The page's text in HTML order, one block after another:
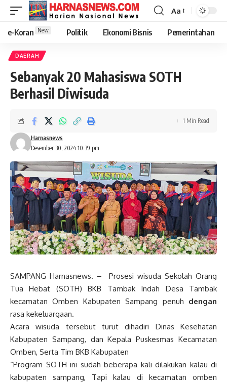
Aa
e-Koran New Politik Ekonomi Bisnis Pemerintahan
DAERAH
Sebanyak 20 Mahasiswa SOTH
Berhasil Diwisuda
Desember 30, 2024 10:39 pm
Harnasnews
1 Min Read
SAMPANG Harnasnews. – Prosesi wisuda Sekolah Orang
Tua Hebat (SOTH) BKB Tambak Indah Desa Tambak
kecamatan Omben Kabupaten Sampang penuh dengan
rasa kekeluargaan.
Acara wisuda tersebut turut dihadiri Dinas Kesehatan
Kabupaten Sampang, dan Kepala Puskesmas Kecamatan
Omben, Serta Tim BKB Kabupaten
“Program SOTH ini sudah beberapa kali dilakukan kalau di
kabupaten sampang, Tapi kalau di kecamatan omben